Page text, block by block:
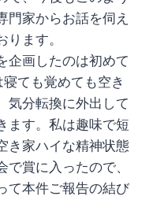
門家からお話を伺え
ます。
企画したのは初めて
ても覚めても空き
気分転換に外出して
ます。私は趣味で短
き家ハイな精神状態
賞に入ったので、
て本件ご報告の結び